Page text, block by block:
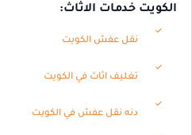
الكويت خدمات الاثاث:
نقل عفش الكويت
تغليف اثاث في الكويت
دنه نقل عفش في الكويت